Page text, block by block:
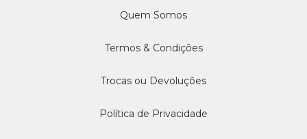
Quem Somos
Termos & Condições
Trocas ou Devoluções
Política de Privacidade